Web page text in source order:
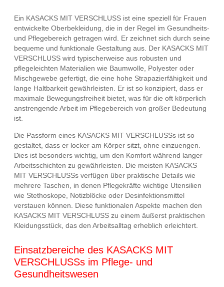
Ein KASACKS MIT VERSCHLUSS ist eine speziell für Frauen
entwickelte Oberbekleidung, die in der Regel im Gesundheits-
und Pflegebereich getragen wird. Er zeichnet sich durch seine
bequeme und funktionale Gestaltung aus. Der KASACKS MIT
VERSCHLUSS wird typischerweise aus robusten und
pflegeleichten Materialien wie Baumwolle, Polyester oder
Mischgewebe gefertigt, die eine hohe Strapazierfähigkeit und
lange Haltbarkeit gewährleisten. Er ist so konzipiert, dass er
maximale Bewegungsfreiheit bietet, was für die oft körperlich
anstrengende Arbeit im Pflegebereich von großer Bedeutung
ist.
Die Passform eines KASACKS MIT VERSCHLUSSs ist so
gestaltet, dass er locker am Körper sitzt, ohne einzuengen.
Dies ist besonders wichtig, um den Komfort während langer
Arbeitsschichten zu gewährleisten. Die meisten KASACKS
MIT VERSCHLUSSs verfügen über praktische Details wie
mehrere Taschen, in denen Pflegekräfte wichtige Utensilien
wie Stethoskope, Notizblöcke oder Desinfektionsmittel
verstauen können. Diese funktionalen Aspekte machen den
KASACKS MIT VERSCHLUSS zu einem äußerst praktischen
Kleidungsstück, das den Arbeitsalltag erheblich erleichtert.
Einsatzbereiche des KASACKS MIT
VERSCHLUSSs im Pflege- und
Gesundheitswesen